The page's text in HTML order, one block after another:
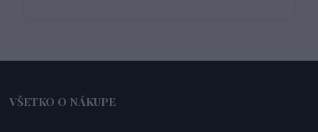
VŠETKO O NÁKUPE